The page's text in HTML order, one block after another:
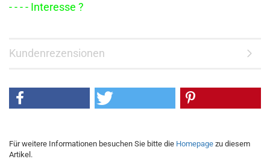
- - - - Interesse ?
Kundenrezensionen
Für weitere Informationen besuchen Sie bitte die Homepage zu diesem
Artikel.